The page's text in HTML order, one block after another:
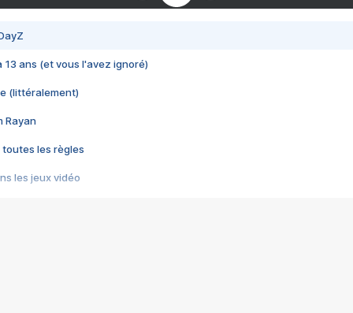
13 ans (et vous l'avez ignoré)
(littéralement)
Rayan
toutes les règles
les jeux vidéo